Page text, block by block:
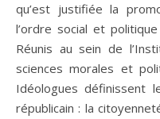
qu’est justifiée la
l’ordre social et
Réunis au sein de
sciences morales et
Idéologues définissent
républicain : la